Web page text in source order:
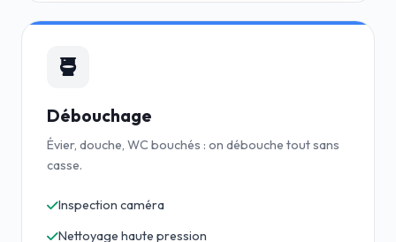
Débouchage
Évier, douche, WC bouchés : on débouche tout sans
casse.
Inspection caméra
Nettoyage haute pression